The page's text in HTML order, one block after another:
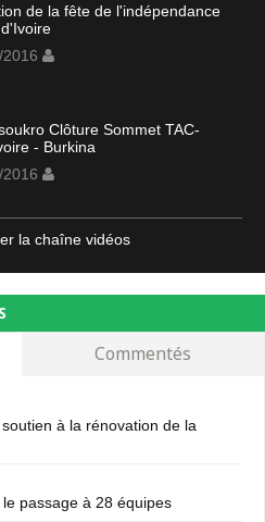
de la fête de l'indépendance
Clôture Sommet TAC-
- Burkina
la chaîne vidéos
Commentés
à la rénovation de la
passage à 28 équipes